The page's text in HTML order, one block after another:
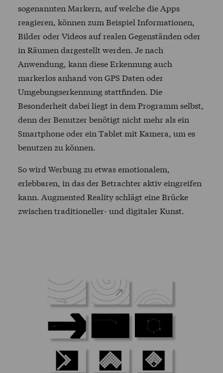
sogenannten Markern, auf welche die Apps
reagieren, können zum Beispiel Informationen,
Bilder oder Videos auf realen Gegenständen oder
in Räumen dargestellt werden. Je nach
Anwendung, kann diese Erkennung auch
markerlos anhand von GPS Daten oder
Umgebungserkennung stattfinden. Die
Besonderheit dabei liegt in dem Programm selbst,
denn der Benutzer benötigt nicht mehr als ein
Smartphone oder ein Tablet mit Kamera, um es
benutzen zu können.
So wird Werbung zu etwas emotionalem,
erlebbaren, in das der Betrachter aktiv eingreifen
kann. Augmented Reality schlägt eine Brücke
zwischen traditioneller- und digitaler Kunst.